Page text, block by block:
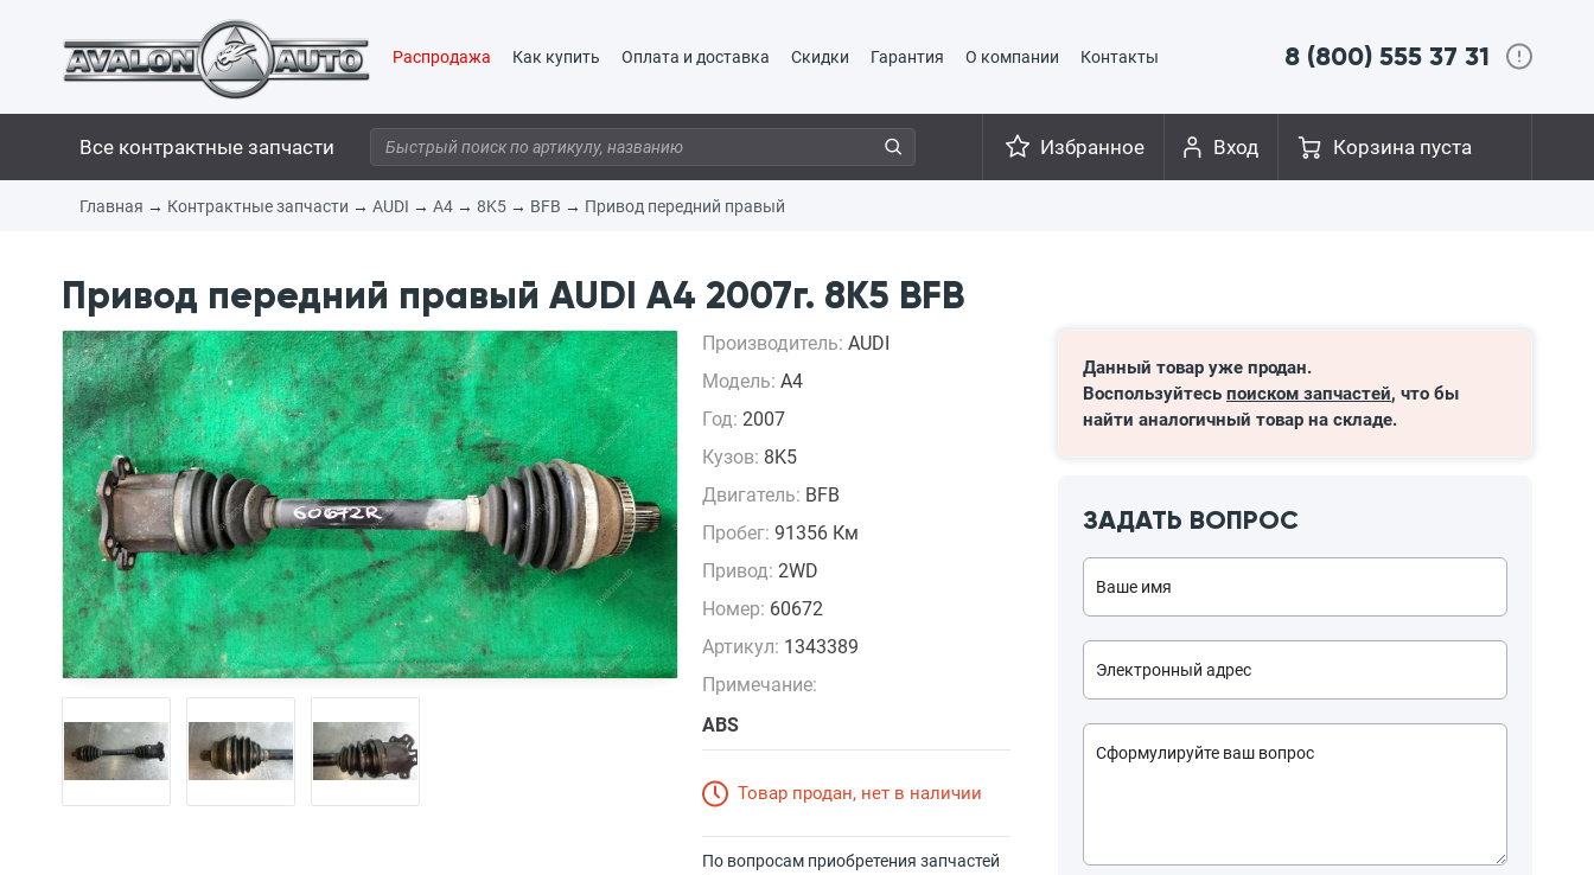
Распродажа Как купить Оплата и доставка Скидки Гарантия О компании Контакты 8 (800) 555 37 31
Все контрактные запчасти Корзина пуста
Вход
Избранное
Главная → Контрактные запчасти → AUDI → A4 → 8K5 → BFB → Привод передний правый
Привод передний правый AUDI A4 2007г. 8K5 BFB
Производитель: AUDI
Модель: A4
Год: 2007
Кузов: 8K5
Двигатель: BFB
Пробег: 91356 Км
Привод: 2WD
Номер: 60672
Артикул: 1343389
Примечание:
ABS
Товар продан, нет в наличии
По вопросам приобретения запчастей
Данный товар уже продан.
Воспользуйтесь поиском запчастей, что бы
найти аналогичный товар на складе.
ЗАДАТЬ ВОПРОС